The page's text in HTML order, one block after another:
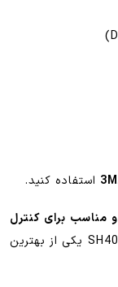
استفاده کنید.
مناسب برای کنترل
باشد، SH40P-UHF5 یکی از بهترین